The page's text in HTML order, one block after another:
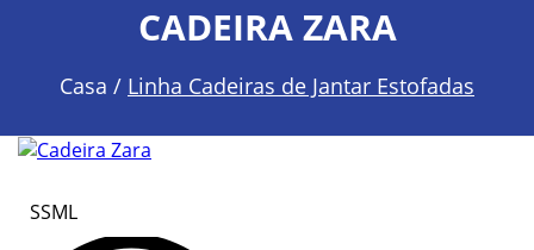
CADEIRA ZARA
Casa / Linha Cadeiras de Jantar Estofadas
SSML